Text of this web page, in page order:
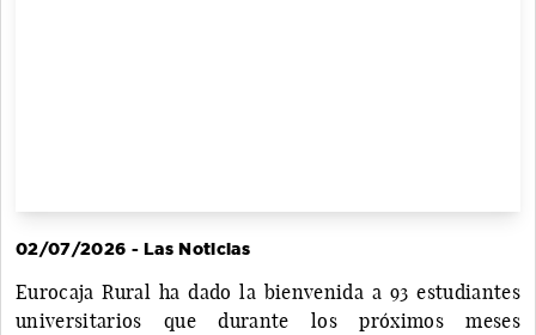
02/07/2026 - Las Noticias
Eurocaja Rural ha dado la bienvenida a 93 estudiantes
universitarios que durante los próximos meses